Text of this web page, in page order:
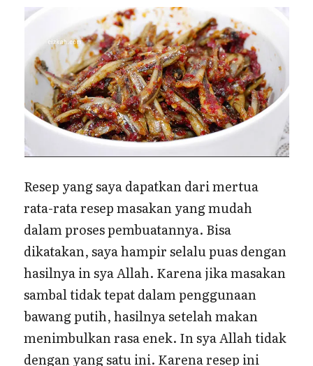
Resep yang saya dapatkan dari mertua
rata-rata resep masakan yang mudah
dalam proses pembuatannya. Bisa
dikatakan, saya hampir selalu puas dengan
hasilnya in sya Allah. Karena jika masakan
sambal tidak tepat dalam penggunaan
bawang putih, hasilnya setelah makan
menimbulkan rasa enek. In sya Allah tidak
dengan yang satu ini. Karena resep ini